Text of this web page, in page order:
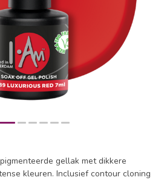
gellak met dikkere
kleuren. Inclusief contour cloning